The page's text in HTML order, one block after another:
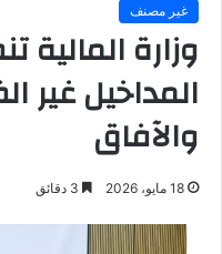
غير مصنف
وزارة
المداخيل غير
والآفاق
18 مايو، 2026